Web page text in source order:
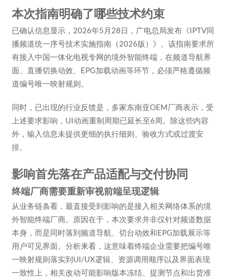
本次指南明确了哪些技术约束
已确认信息显示，2026年5月28日，广电总局发布《IPTV同
播频道统一序号技术实施指南（2026版）》。该指南要求所
有接入中国一体化电视专网的境外智能终端，在频道导航界
面、直播切换动效、EPG加载动画等环节，必须严格遵循频
道编号唯一映射规则。
同时，已出现的行业反馈是，多家东南亚OEM厂商表示，受
上述要求影响，UI动画重制周期已延长至6周。除这些内容
外，输入信息未提供更细的执行细则、验收方式或过渡安
排。
影响首先落在产品适配与交付协同
终端厂商需要重新审视前端呈现逻辑
从业务链条看，最直接受到影响的是接入相关网络体系的境
外智能终端厂商。原因在于，本次要求并非仅针对频道数据
本身，而是同时落到频道导航、切台动效和EPG加载展示等
用户可见界面。分析来看，这意味着终端企业需要把编号唯
一映射规则落实到UI/UX逻辑、资源调用顺序以及界面表现
一致性上，相关改动可能影响版本冻结、提测节点和出货准